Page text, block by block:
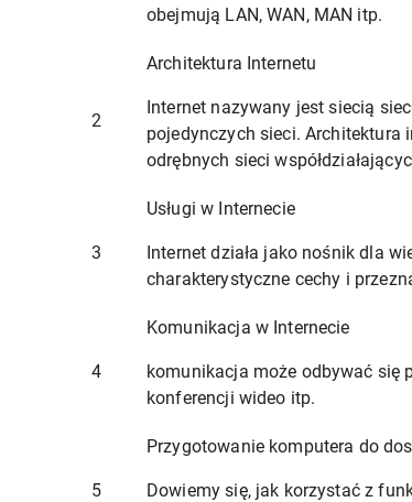
obejmują LAN, WAN, MAN itp.
2
Architektura Internetu
Internet nazywany jest siecią
pojedynczych sieci. Architektura
odrębnych sieci
3
Usługi w Internecie
Internet działa jako nośnik dla
charakterystyczne cechy i
4
Komunikacja w Internecie
komunikacja może odbywać się
konferencji wideo itp.
5
Przygotowanie komputera do
Dowiemy się, jak korzystać z